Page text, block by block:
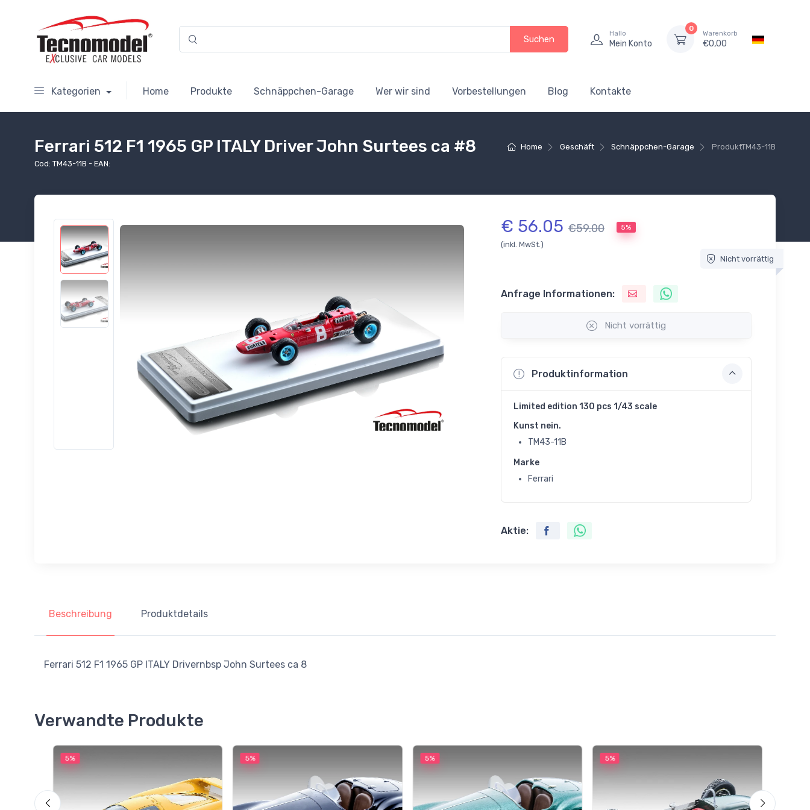
Suchen
Hallo
Mein Konto
0
Warenkorb
€0,00
Kategorien Home Produkte Schnäppchen-Garage Wer wir sind Vorbestellungen Blog Kontakte
Home Geschäft Schnäppchen-Garage ProduktTM43-11B
Ferrari 512 F1 1965 GP ITALY Driver John Surtees ca #8
Cod: TM43-11B - EAN:
€ 56.05 €59.00 5%
(inkl. MwSt.)
Nicht vorrättig
Anfrage Informationen:
Nicht vorrättig
Produktinformation
Limited edition 130 pcs 1/43 scale
Kunst nein.
TM43-11B
Marke
Ferrari
Aktie:
Beschreibung Produktdetails
Ferrari 512 F1 1965 GP ITALY Drivernbsp John Surtees ca 8
Verwandte Produkte
5% 5% 5% 5%